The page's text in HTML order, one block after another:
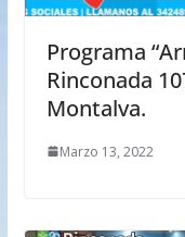
Programa
Rinconada
Montalva.
Marzo 13, 2022